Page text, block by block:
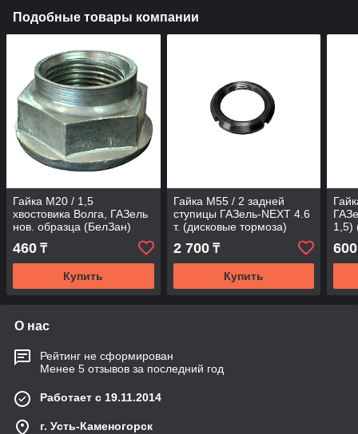
Подобные товары компании
Гайка М20 / 1,5
хвостовика Волга, ГАЗель
нов. образца (БелЗан)
460 ₸
Купить
Гайка М55 / 2 задней
ступицы ГАЗель-NEXT 4.6
т. (дисковые тормоза)
ОАО ГАЗ "Оригинал"
2 700₸
Купить
1,5)
600
О нас
Рейтинг не сформирован
Менее 5 отзывов за последний год
Работает с 19.11.2014
г. Усть-Каменогорск